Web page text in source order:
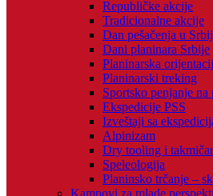
Republičke akcije
Tradicionalne akcije
Dan pešačenja u
Dani planinara Srbije
Planinarska
Planinarski treking
Sportsko penjanje
Ekspedicije PSS
Izveštaji sa
Alpinizam
Dry tooling i
Speleologija
Planinsko trčanje –
Kampovi za mlade